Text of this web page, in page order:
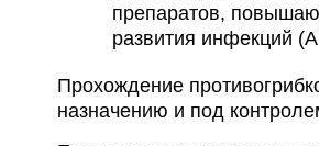
препаратов,
развития инфекций
Прохождение
назначению и под